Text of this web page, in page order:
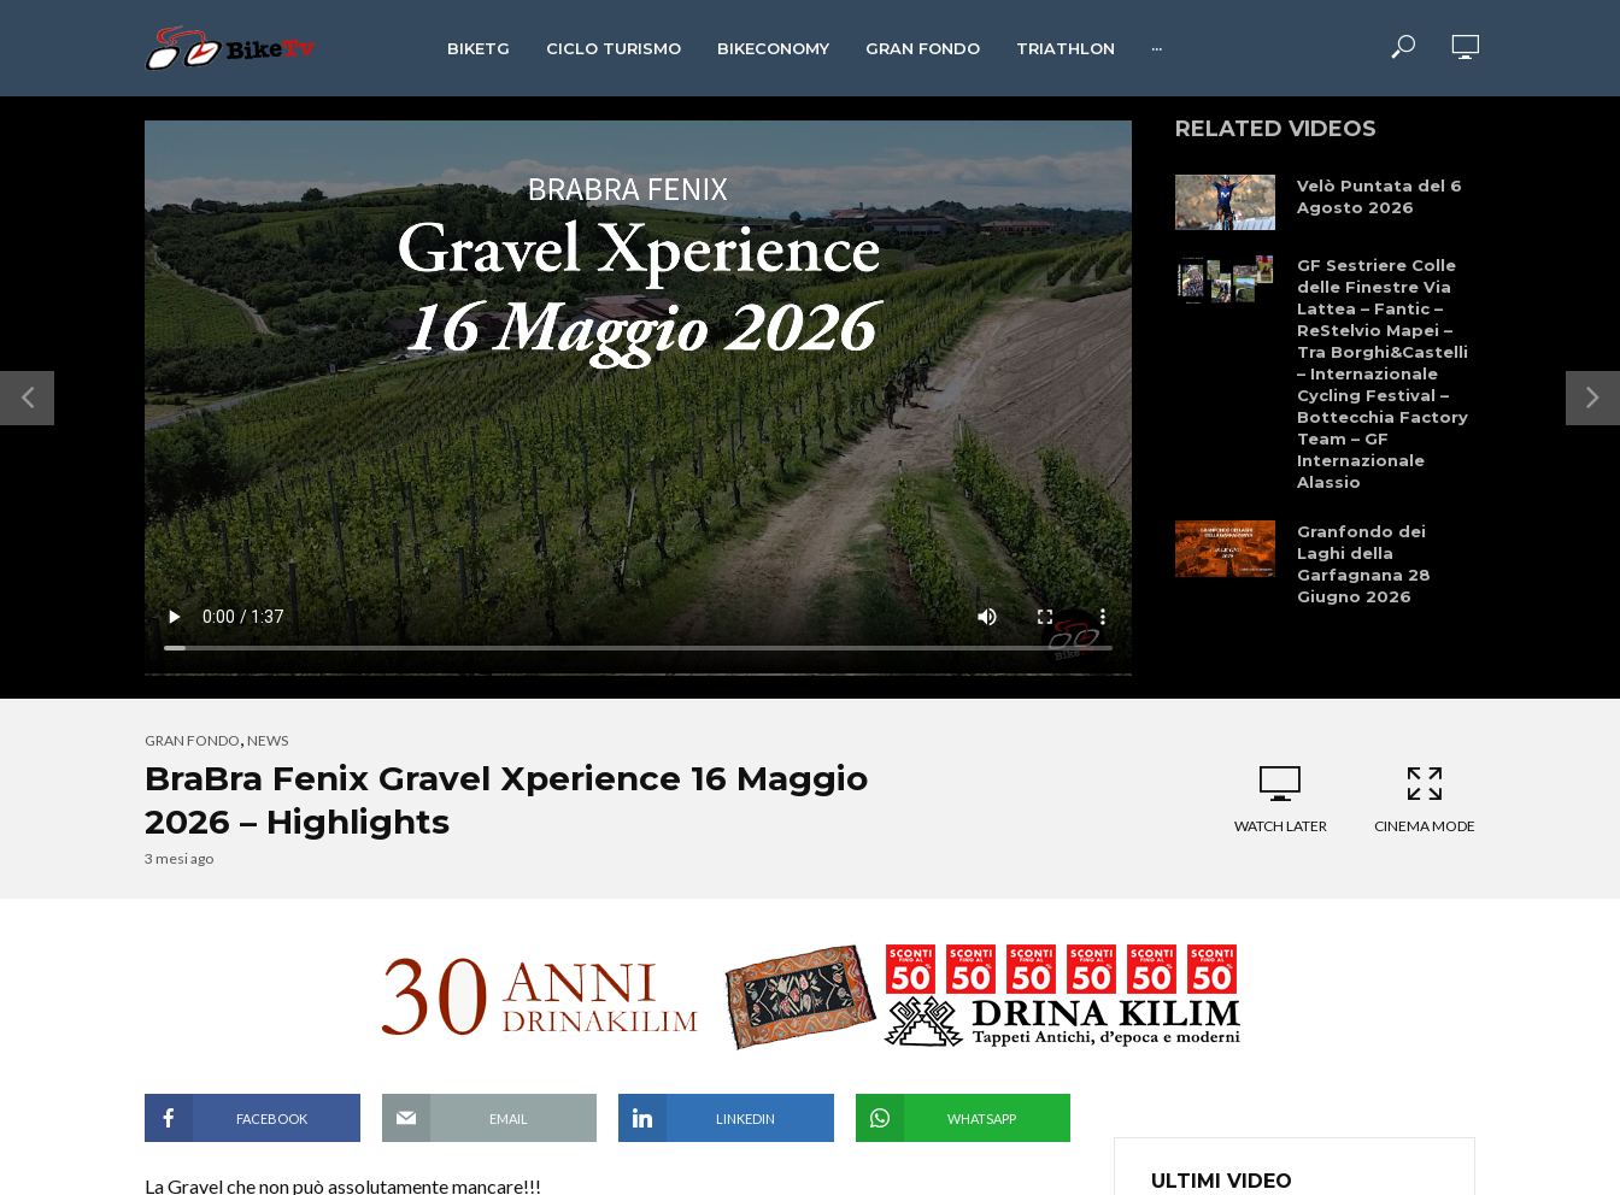
BIKETG CICLO TURISMO BIKECONOMY GRAN FONDO TRIATHLON ···
RELATED VIDEOS
Velò Puntata del 6
Agosto 2026
GF Sestriere Colle
delle Finestre Via
Lattea – Fantic –
ReStelvio Mapei –
Tra Borghi&Castelli
– Internazionale
Cycling Festival –
Bottecchia Factory
Team – GF
Internazionale
Alassio
Granfondo dei
Laghi della
Garfagnana 28
Giugno 2026
Profumano di Sport
GRAN FONDO, NEWS
BraBra Fenix Gravel Xperience 16 Maggio
2026 – Highlights
3 mesi ago
WATCH LATER CINEMA MODE
FACEBOOK EMAIL LINKEDIN WHATSAPP
La Gravel che non può assolutamente mancare!!! ULTIMI VIDEO